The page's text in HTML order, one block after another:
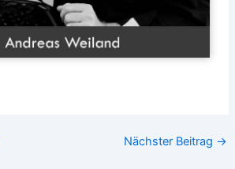
Nächster Beitrag →